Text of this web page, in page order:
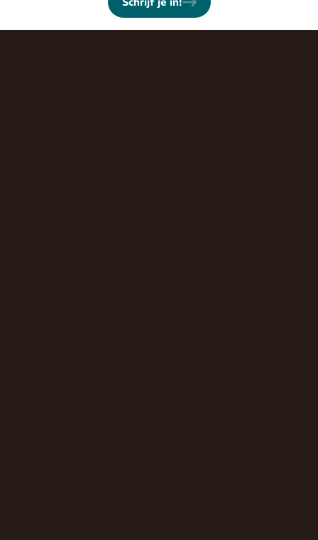
loopdeur naast de overheaddeur. De units zijn
gasloos en energiezuinig door de hoge